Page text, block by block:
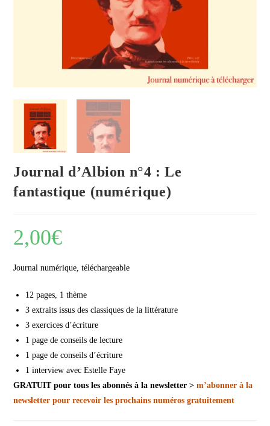
Journal d’Albion n°4 : Le
fantastique (numérique)
2,00€
Journal numérique, téléchargeable
12 pages, 1 thème
3 extraits issus des classiques de la littérature
3 exercices d’écriture
1 page de conseils de lecture
1 page de conseils d’écriture
1 interview avec Estelle Faye
GRATUIT pour tous les abonnés à la newsletter >m’abonner à la
newsletter pour recevoir les prochains numéros gratuitement